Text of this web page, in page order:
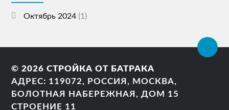
Октябрь 2024 (1)
© 2026СТРОЙКА ОТ БАТРАКА
АДРЕС: 119072, РОССИЯ, МОСКВА,
БОЛОТНАЯ НАБЕРЕЖНАЯ, ДОМ 15
СТРОЕНИЕ 11